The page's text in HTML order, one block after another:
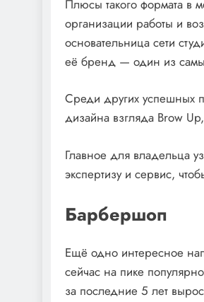
Плюсы такого формата в
организации работы и
основательница сети
её бренд — один из
Среди других успешных
дизайна взгляда Brow
Главное для владельца
экспертизу и сервис,
Барбершоп
Ещё одно интересное
сейчас на пике
за последние 5 лет